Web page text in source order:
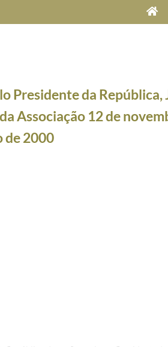
de 2012
da Rússia, Alexander Avdeev, a 27 de maio de 1999
no Palácio de Belém, a 27 de maio de 1999
Palácio de Belém, a 25 de janeiro de 2000
a 29 de maio de 1999
Rui Marques, a 26 de janeiro de 2000
e Documentação Amílcar Cabral, Luísa Teotónio
Armadas de Espanha, General Santiago Valderas, a
acreditado em Portugal, no Palácio Nacional de
Nacional de Municípios Portugueses que se
(ANAFRE) a 18 de setembro de 2014
Presidente da República,
Associação 12 de
de 2000